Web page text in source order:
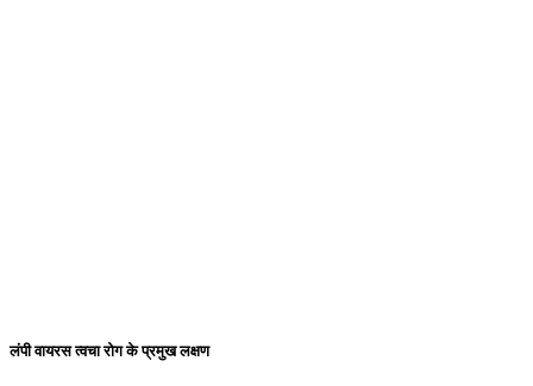
लंपी वायरस त्वचा रोग के प्रमुख लक्षण